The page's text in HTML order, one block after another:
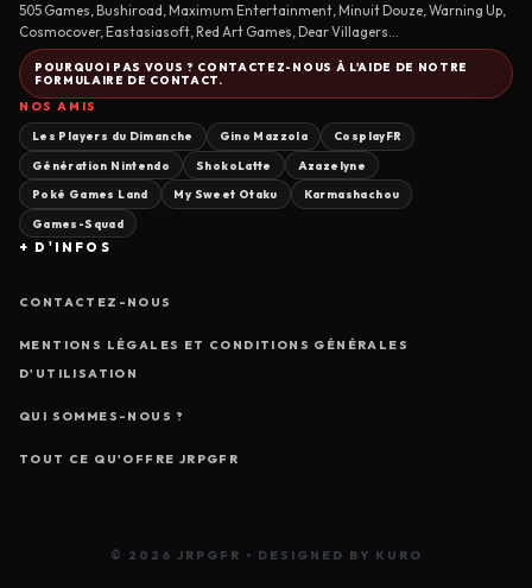
505 Games, Bushiroad, Maximum Entertainment, Minuit Douze, Warning Up,
Cosmocover, Eastasiasoft, Red Art Games, Dear Villagers...
POURQUOI PAS VOUS ? CONTACTEZ-NOUS À L'AIDE DE NOTRE
FORMULAIRE DE CONTACT.
NOS AMIS
Les Players du Dimanche Gino Mazzola CosplayFR
Génération Nintendo ShokoLatte Azazelyne
Poké Games Land My Sweet Otaku Karmashachou
Games-Squad
+ D'INFOS
CONTACTEZ-NOUS
MENTIONS LÉGALES ET CONDITIONS GÉNÉRALES
D'UTILISATION
QUI SOMMES-NOUS ?
TOUT CE QU'OFFRE JRPGFR
© 2026 JRPGFR • DESIGNED BY KURO